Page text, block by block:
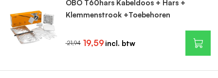
OBO T60hars Kabeldoos + Hars +
Klemmenstrook +Toebehoren
19,59
21,94